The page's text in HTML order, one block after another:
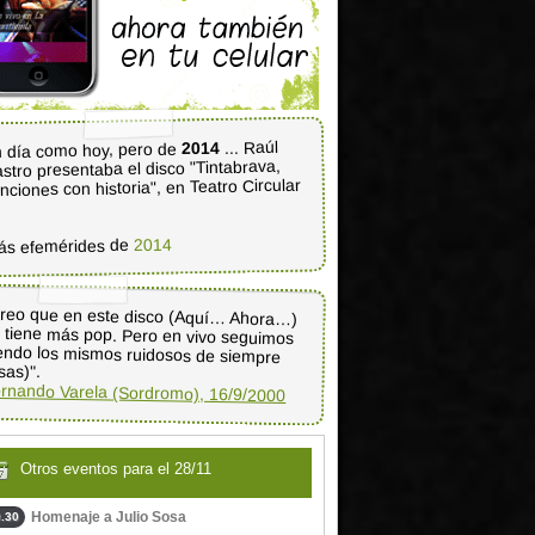
día como hoy, pero de2014 ... Raúl
presentaba el disco "Tintabrava,
con historia", en Teatro Circular
efemérides de 2014
que en este disco (Aquí… Ahora…)
tiene más pop. Pero en vivo seguimos
los mismos ruidosos de siempre
Varela (Sordromo), 16/9/2000
Otros eventos para el 28/11
Homenaje a Julio Sosa